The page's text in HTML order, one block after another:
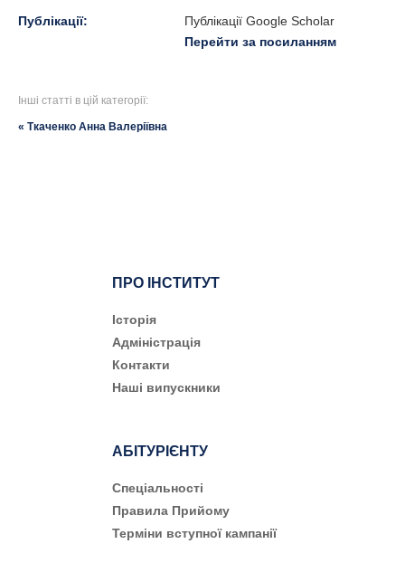
Публікації:
Публікації Google Scholar
Перейти за посиланням
Інші статті в цій категорії:
« Ткаченко Анна Валеріївна
ПРО ІНСТИТУТ
Історія
Адміністрація
Контакти
Наші випускники
АБІТУРІЄНТУ
Cпеціальності
Правила Прийому
Терміни вступної кампанії